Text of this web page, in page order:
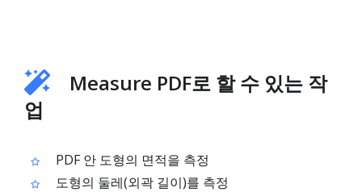
Measure PDF로 할 수 있는 작
업
PDF 안 도형의 면적을 측정
도형의 둘레(외곽 길이)를 측정